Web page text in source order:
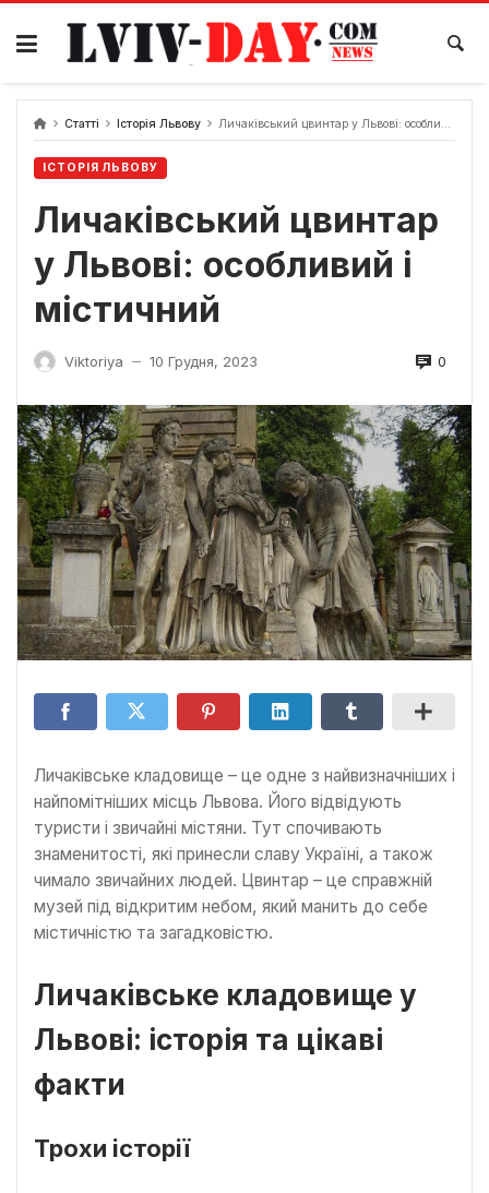
Skip
content
Статті Історія Львову Личаківський цвинтар у Львові: особливий і містичний
ІСТОРІЯ ЛЬВОВУ
Личаківський цвинтар
у Львові: особливий і
містичний
Viktoriya — 10 Грудня, 2023 0
Личаківське кладовище – це одне з найвизначніших і
найпомітніших місць Львова. Його відвідують
туристи і звичайні містяни. Тут спочивають
знаменитості, які принесли славу Україні, а також
чимало звичайних людей. Цвинтар – це справжній
музей під відкритим небом, який манить до себе
містичністю та загадковістю.
Личаківське кладовище у
Львові: історія та цікаві
факти
Трохи історії